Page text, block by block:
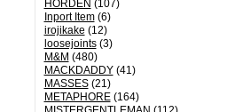
HORDEN (107)
Inport Item(6)
irojikake (12)
loosejoints(3)
M&M (480)
MACKDADDY(41)
MASSES(21)
METAPHORE(164)